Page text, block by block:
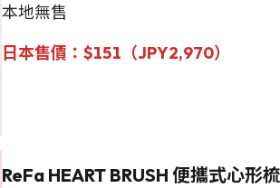
本地無售
日本售價 ： $151（JPY2,970）
ReFa HEART BRUSH 便攜式心形梳